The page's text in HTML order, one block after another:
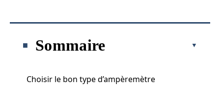
Sommaire
Choisir le bon type d’ampèremètre